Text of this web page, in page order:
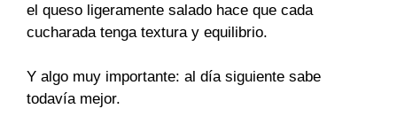
el queso ligeramente salado hace que cada
cucharada tenga textura y equilibrio.
Y algo muy importante: al día siguiente sabe
todavía mejor.